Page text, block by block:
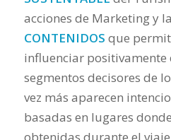
acciones de Marketing y la
CONTENIDOS que
influenciar positivamente
segmentos decisores de
vez más aparecen
basadas en lugares